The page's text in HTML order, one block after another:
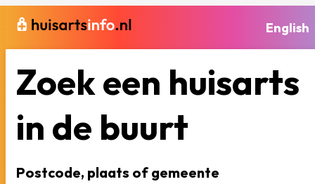
English
Zoek een huisarts
in de buurt
Postcode, plaats of gemeente